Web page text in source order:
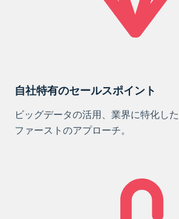
自社特有のセールスポイント
ビッグデータの活用、業界に特化し
ファーストのアプローチ。